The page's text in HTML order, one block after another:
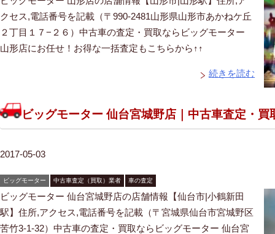
クセス,電話番号を記載（〒990-2481山形県山形市あかねケ丘
２丁目１７−２６）中古車の査定・買取ならビッグモーター
山形店にお任せ！お得な一括査定もこちらから↑↑
続きを読む
ビッグモーター 仙台宮城野店｜中古車査定・買
2017-05-03
ビッグモーター 中古車査定（買取）業者 車の査定
ビッグモーター 仙台宮城野店の店舗情報【仙台市|小鶴新田
駅】住所,アクセス,電話番号を記載（〒宮城県仙台市宮城野区
苦竹3-1-32）中古車の査定・買取ならビッグモーター 仙台宮